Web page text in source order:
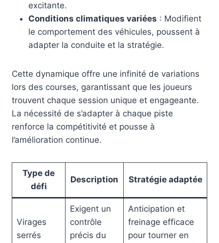
excitante.
Conditions climatiques variées : Modifient
le comportement des véhicules, poussent à
adapter la conduite et la stratégie.
Cette dynamique offre une infinité de variations
lors des courses, garantissant que les joueurs
trouvent chaque session unique et engageante.
La nécessité de s’adapter à chaque piste
renforce la compétitivité et pousse à
l’amélioration continue.
Type de
défi
Description Stratégie adaptée
Virages
serrés
Exigent un
contrôle
précis du
Anticipation et
freinage efficace
pour tourner en